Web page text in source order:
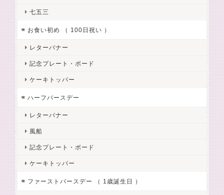
七五三
お食い初め （ 100日祝い ）
レターバナー
記念プレート・ボード
ケーキトッパー
ハーフバースデー
レターバナー
風船
記念プレート・ボード
ケーキトッパー
ファーストバースデー （ 1歳誕生日 ）